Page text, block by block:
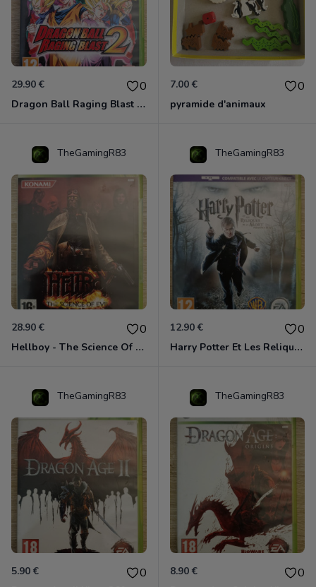
29.90 € 0
Dragon Ball Raging Blast 2 Xbox 360
7.00 € 0
pyramide d'animaux
TheGamingR83
28.90 € 0
Hellboy - The Science Of Evil Xbox 360
TheGamingR83
12.90 € 0
Harry Potter Et Les Reliques De La Mort - 1ère Partie Xbox 360
TheGamingR83
5.90 € 0
TheGamingR83
8.90 € 0